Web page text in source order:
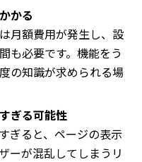
かる
月額費用が発生し、設
も必要です。機能をう
の知識が求められる場
ぎる可能性
ぎると、ページの表示
ーが混乱してしまうリ